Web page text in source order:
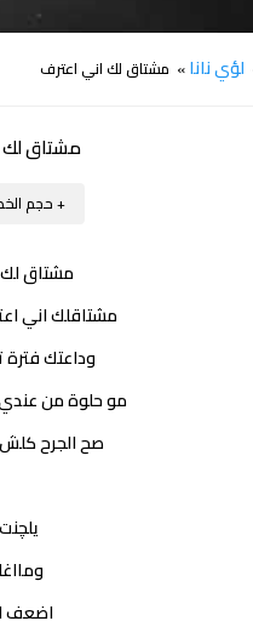
لؤي نانا» مشتاق لك اني اعترف
مشتاق لك
+ حجم
مشتاق
مشتاقلك اني
وداعتك
مو حلوة من
صح الجرح
اضعف